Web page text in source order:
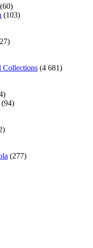
(60)
(103)
(4 681)
(94)
(277)